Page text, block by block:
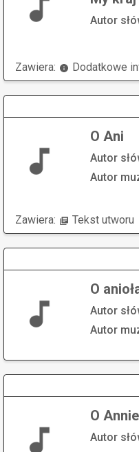
Autor
Zawiera: Dodatkowe
O Ani
Autor
Autor
Zawiera: Tekst utworu
O
Autor
Autor
O Annie
Autor